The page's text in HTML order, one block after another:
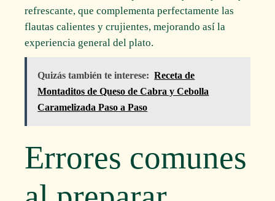
refrescante, que complementa perfectamente las
flautas calientes y crujientes, mejorando así la
experiencia general del plato.
Quizás también te interese: Receta de
Montaditos de Queso de Cabra y Cebolla
Caramelizada Paso a Paso
Errores comunes